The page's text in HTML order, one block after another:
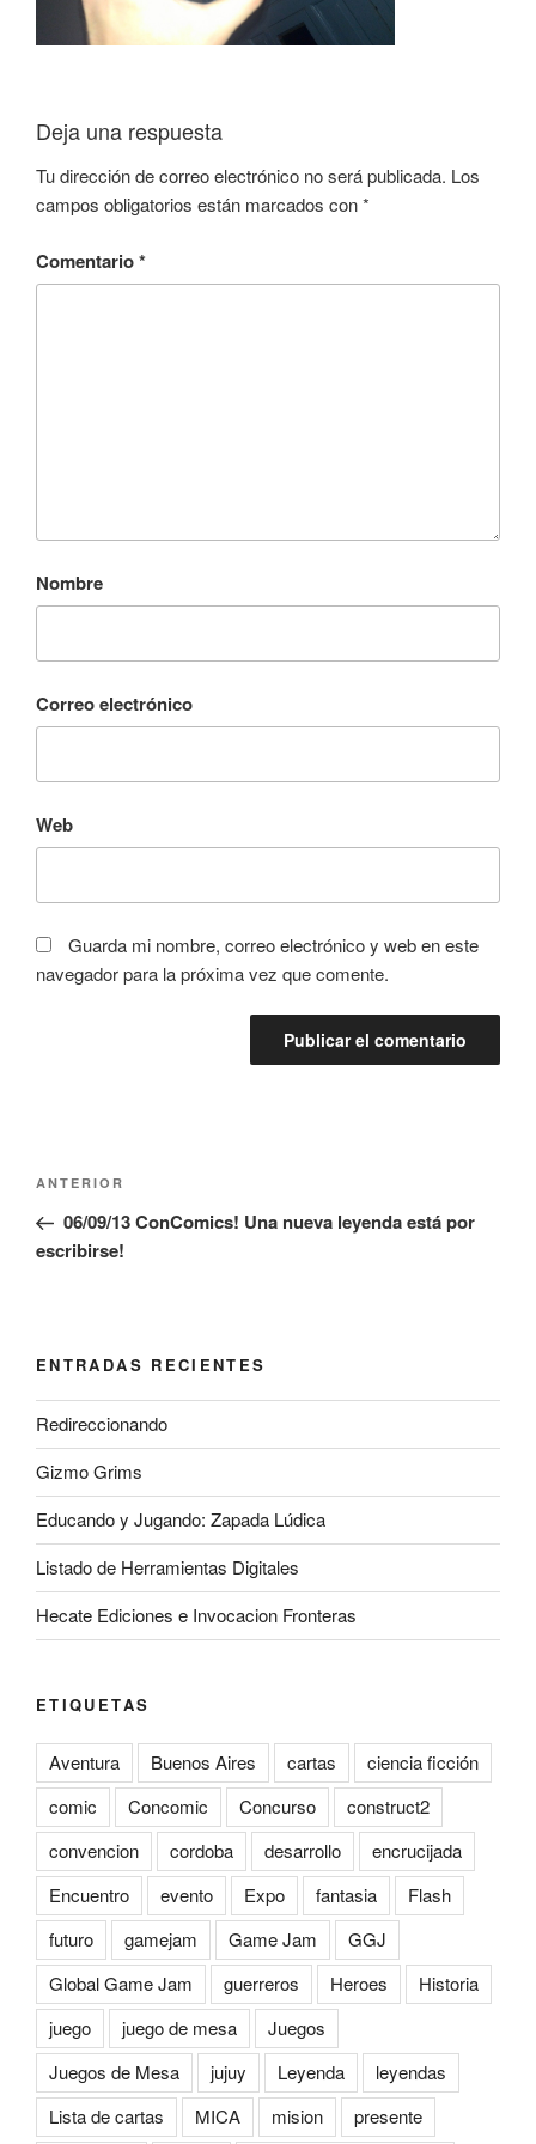
Deja una respuesta
Tu dirección de correo electrónico no será publicada. Los
campos obligatorios están marcados con*
Comentario*
Nombre
Correo electrónico
Web
Guarda mi nombre, correo electrónico y web en este
navegador para la próxima vez que comente.
Navegación
entradas
Entrada
anterior:
ANTERIOR
06/09/13 ConComics! Una nueva leyenda está por
escribirse!
ENTRADAS RECIENTES
Redireccionando
Gizmo Grims
Educando y Jugando: Zapada Lúdica
Listado de Herramientas Digitales
Hecate Ediciones e Invocacion Fronteras
ETIQUETAS
Aventura Buenos Aires cartas
ciencia ficción
comic
Concomic Concurso
construct2
convencion
cordoba desarrollo
encrucijada
Encuentro
evento Expo fantasia
Flash
futuro
gamejam Game Jam
GGJ
Global Game Jam
guerreros Heroes
Historia
juego
juego de mesa
Juegos
Juegos de Mesa
jujuy Leyenda
leyendas
Lista de cartas
MICA mision presente